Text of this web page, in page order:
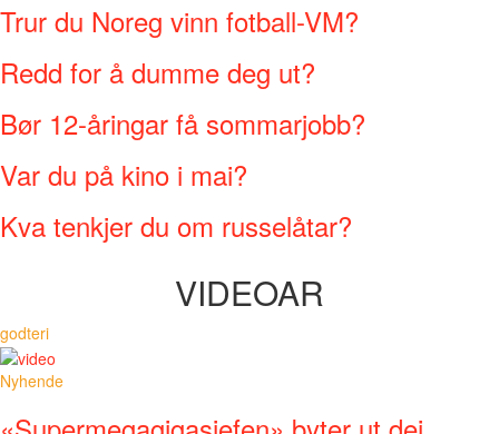
Trur du Noreg vinn fotball-VM?
Redd for å dumme deg ut?
Bør 12-åringar få sommarjobb?
Var du på kino i mai?
Kva tenkjer du om russelåtar?
VIDEOAR
godteri
Nyhende